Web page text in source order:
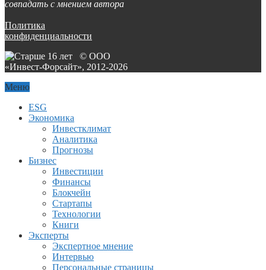
совпадать с мнением автора
Политика
конфиденциальности
© ООО
«Инвест-Форсайт», 2012-2026
Меню
ESG
Экономика
Инвестклимат
Аналитика
Прогнозы
Бизнес
Инвестиции
Финансы
Блокчейн
Стартапы
Технологии
Книги
Эксперты
Экспертное мнение
Интервью
Персональные страницы